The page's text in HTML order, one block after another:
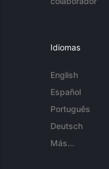
Idiomas
English
Español
Português
Deutsch
Más...